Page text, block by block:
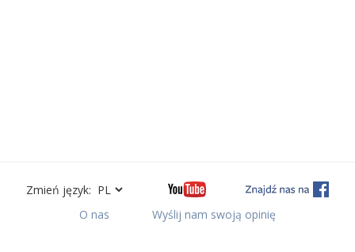
Zmień język:
O nas
Wyślij nam swoją opinię